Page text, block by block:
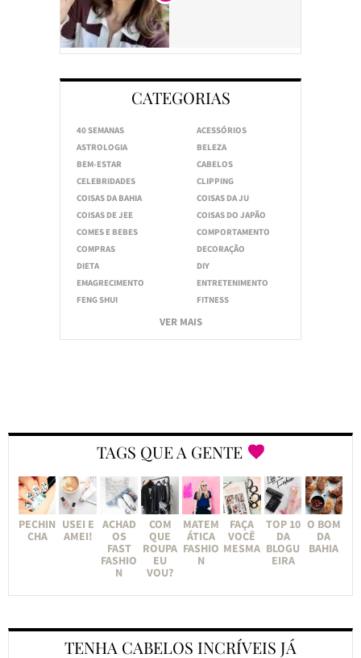
CATEGORIAS
40 SEMANAS
ACESSÓRIOS
ASTROLOGIA
BELEZA
BEM-ESTAR
CABELOS
CELEBRIDADES
CLIPPING
COISAS DA BAHIA
COISAS DA JU
COISAS DE JEE
COISAS DO JAPÃO
COMES E BEBES
COMPORTAMENTO
COMPRAS
DECORAÇÃO
DIETA
DIY
EMAGRECIMENTO
ENTRETENIMENTO
FENG SHUI
FITNESS
VER MAIS
TAGS QUE A GENTE
PECHIN
CHA
USEI E
AMEI!
ACHAD
OS
FAST
FASHIO
N
COM
QUE
ROUPA
EU
VOU?
MATEM
ÁTICA
FASHIO
N
FAÇA
VOCÊ
MESMA
TOP 10
DA
BLOGU
EIRA
O BOM
DA
BAHIA
TENHA CABELOS INCRÍVEIS JÁ